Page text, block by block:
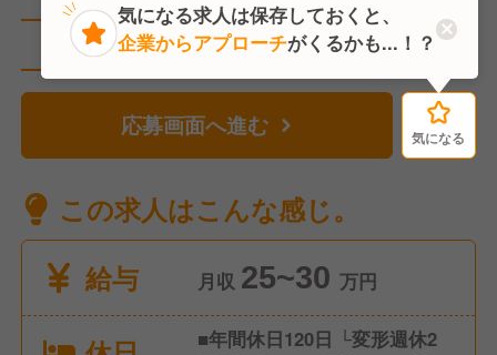
直近4人がこの求人を検討中
応募画面へ進む 気になる
この求人はこんな感じ。
給与
月収 25~30 万円
■年間休日120日 └変形週休2
気になる
気になる求人は保存しておくと、
企業からアプローチがくるかも...！？